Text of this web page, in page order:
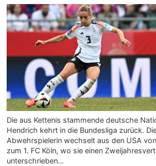
Die aus Kettenis stammende deutsche
Hendrich kehrt in die Bundesliga zurück.
Abwehrspielerin wechselt aus den USA
zum 1. FC Köln, wo sie einen
unterschrieben…